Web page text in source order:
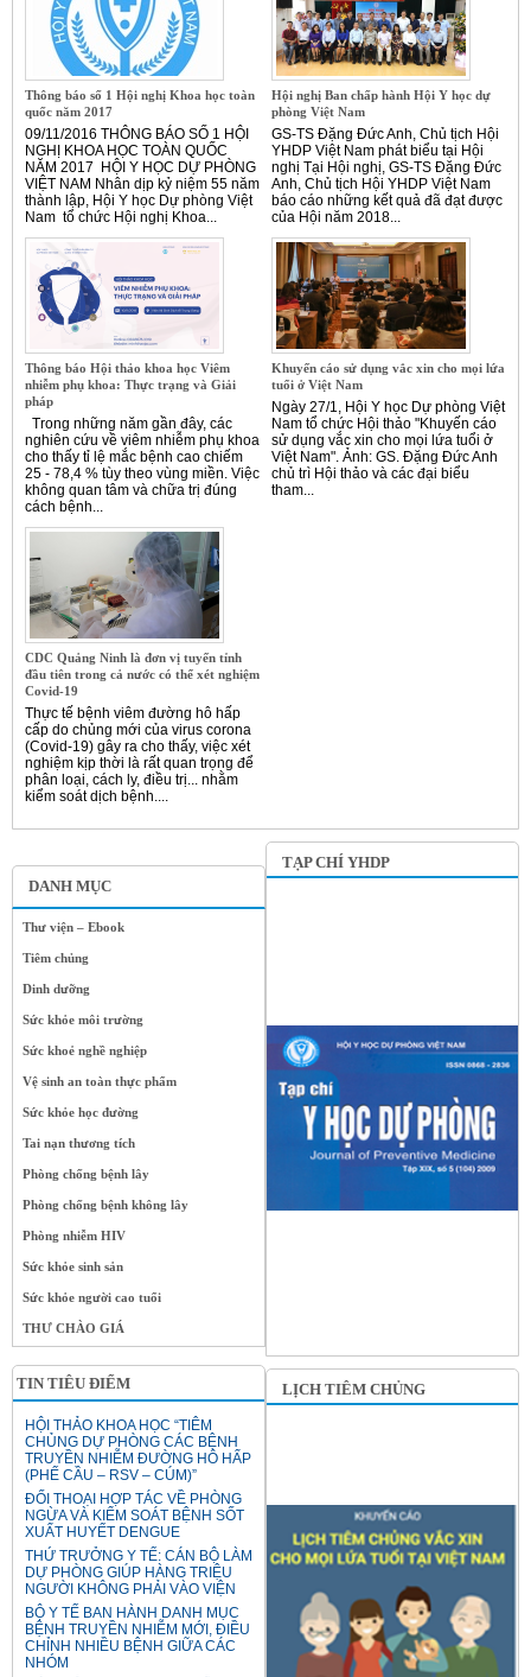
DANH MỤC
Thư viện – Ebook
Tiêm chủng
Dinh dưỡng
Sức khỏe môi trường
Sức khoẻ nghề nghiệp
Vệ sinh an toàn thực phẩm
Sức khỏe học đường
Tai nạn thương tích
Phòng chống bệnh lây
Phòng chống bệnh không lây
Phòng nhiễm HIV
Sức khỏe sinh sản
Sức khỏe người cao tuổi
THƯ CHÀO GIÁ
TIN TIÊU ĐIỂM
HỘI THẢO KHOA HỌC “TIÊM
CHỦNG DỰ PHÒNG CÁC BỆNH
TRUYỀN NHIỄM ĐƯỜNG HÔ HẤP
(PHẾ CẦU – RSV – CÚM)”
ĐỐI THOẠI HỢP TÁC VỀ PHÒNG
NGỪA VÀ KIỂM SOÁT BỆNH SỐT
XUẤT HUYẾT DENGUE
THỨ TRƯỞNG Y TẾ: CÁN BỘ LÀM
DỰ PHÒNG GIÚP HÀNG TRIỆU
NGƯỜI KHÔNG PHẢI VÀO VIỆN
BỘ Y TẾ BAN HÀNH DANH MỤC
BỆNH TRUYỀN NHIỄM MỚI, ĐIỀU
CHỈNH NHIỀU BỆNH GIỮA CÁC
NHÓM
Thông báo số 1 Hội nghị Khoa học toàn
quốc năm 2017
09/11/2016 THÔNG BÁO SỐ 1 HỘI
NGHỊ KHOA HỌC TOÀN QUỐC
NĂM 2017 HỘI Y HỌC DỰ PHÒNG
VIỆT NAM Nhân dịp kỷ niệm 55 năm
thành lập, Hội Y học Dự phòng Việt
Nam tổ chức Hội nghị Khoa...
Hội nghị Ban chấp hành Hội Y học dự
phòng Việt Nam
GS-TS Đặng Đức Anh, Chủ tịch Hội
YHDP Việt Nam phát biểu tại Hội
nghị Tại Hội nghị, GS-TS Đặng Đức
Anh, Chủ tịch Hội YHDP Việt Nam
báo cáo những kết quả đã đạt được
của Hội năm 2018...
Thông báo Hội thảo khoa học Viêm
nhiễm phụ khoa: Thực trạng và Giải
pháp
Trong những năm gần đây, các
nghiên cứu về viêm nhiễm phụ khoa
cho thấy tỉ lệ mắc bệnh cao chiếm
25 - 78,4 % tùy theo vùng miền. Việc
không quan tâm và chữa trị đúng
cách bệnh...
Khuyến cáo sử dụng vắc xin cho mọi lứa
tuổi ở Việt Nam
Ngày 27/1, Hội Y học Dự phòng Việt
Nam tổ chức Hội thảo "Khuyến cáo
sử dụng vắc xin cho mọi lứa tuổi ở
Việt Nam". Ảnh: GS. Đặng Đức Anh
chủ trì Hội thảo và các đại biểu
tham...
CDC Quảng Ninh là đơn vị tuyến tỉnh
đầu tiên trong cả nước có thể xét nghiệm
Covid-19
Thực tế bệnh viêm đường hô hấp
cấp do chủng mới của virus corona
(Covid-19) gây ra cho thấy, việc xét
nghiệm kịp thời là rất quan trọng để
phân loại, cách ly, điều trị... nhằm
kiểm soát dịch bệnh....
TẠP CHÍ YHDP
LỊCH TIÊM CHỦNG